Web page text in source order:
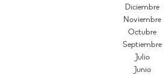
Diciembre
Noviembre
Octubre
Septiembre
Julio
Junio